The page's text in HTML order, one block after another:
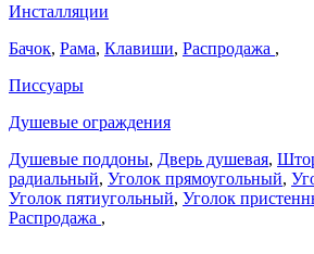
Инсталляции
Бачок, Рама, Клавиши, Распродажа ,
Писсуары
Душевые ограждения
Душевые поддоны, Дверь душевая,
радиальный, Уголок прямоугольный,
Уголок пятиугольный, Уголок
Распродажа ,